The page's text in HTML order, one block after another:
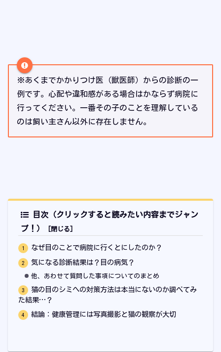
※あくまでかかりつけ医（獣医師）からの診断の一
例です。心配や違和感がある場合はかならず病院に
行ってください。一番その子のことを理解している
のは飼い主さん以外に存在しません。
目次（クリックすると読みたい内容までジャン
プ！）
なぜ目のことで病院に行くとにしたのか？
気になる診断結果は？目の病気？
他、あわせて質問した事項についてのまとめ
猫の目のシミへの対策方法は本当にないのか調べてみ
た結果…？
結論：健康管理には写真撮影と猫の観察が大切